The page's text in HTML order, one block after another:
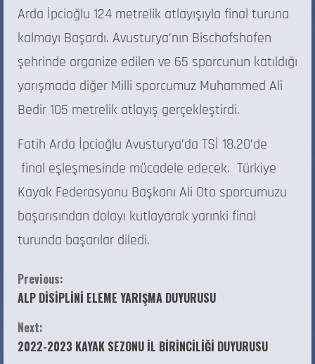
Arda İpcioğlu 124 metrelik atlayışıyla final turuna
kalmayı Başardı. Avusturya’nın Bischofshofen
şehrinde organize edilen ve 65 sporcunun katıldığı
yarışmada diğer Milli sporcumuz Muhammed Ali
Bedir 105 metrelik atlayış gerçekleştirdi.
Fatih Arda İpcioğlu Avusturya’da TSİ 18.20’de
final eşleşmesinde mücadele edecek. Türkiye
Kayak Federasyonu Başkanı Ali Oto sporcumuzu
başarısından dolayı kutlayarak yarınki final
turunda başarılar diledi.
Previous:
ALP DİSİPLİNİ ELEME YARIŞMA DUYURUSU
Next:
2022-2023 KAYAK SEZONU İL BİRİNCİLİĞİ DUYURUSU